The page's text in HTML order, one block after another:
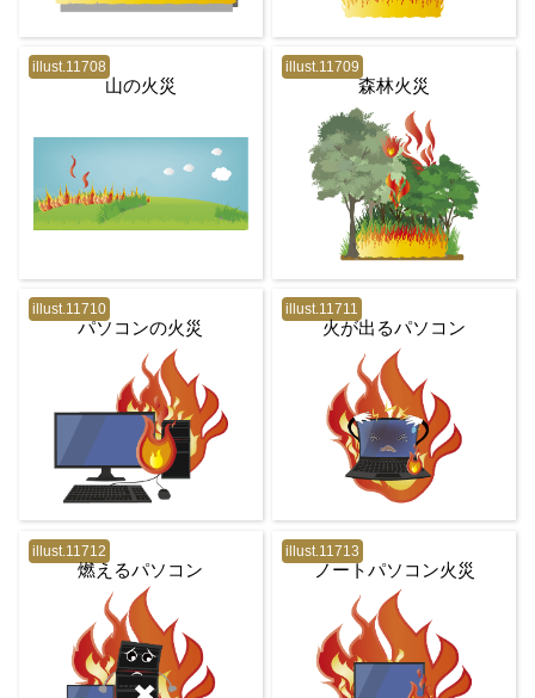
illust.11708
山の火災
illust.11709
森林火災
illust.11710
パソコンの火災
illust.11711
火が出るパソコン
illust.11712
燃えるパソコン
illust.11713
ノートパソコン火災